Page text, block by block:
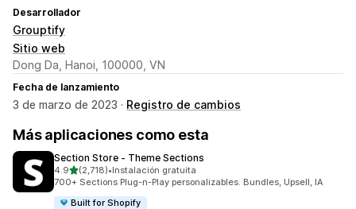
Desarrollador
Grouptify
Sitio web
Dong Da, Hanoi, 100000, VN
Fecha de lanzamiento
3 de marzo de 2023 · Registro de cambios
Más aplicaciones como esta
Section Store ‑ Theme Sections
4.9de 5 estrellas
(2,718)
2718 reseñas en total
•Instalación gratuita
700+ Sections Plug-n-Play personalizables. Bundles, Upsell, IA
Built for Shopify